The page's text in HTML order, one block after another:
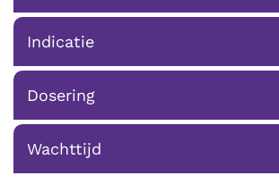
Indicatie
Dosering
Wachttijd